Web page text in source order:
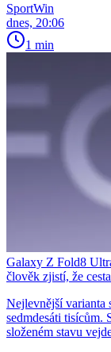
SportWin
dnes, 20:06
1 min
Galaxy Z Fold8
člověk zjistí, že
Nejlevnější varianta
sedmdesáti tisícům.
složeném stavu